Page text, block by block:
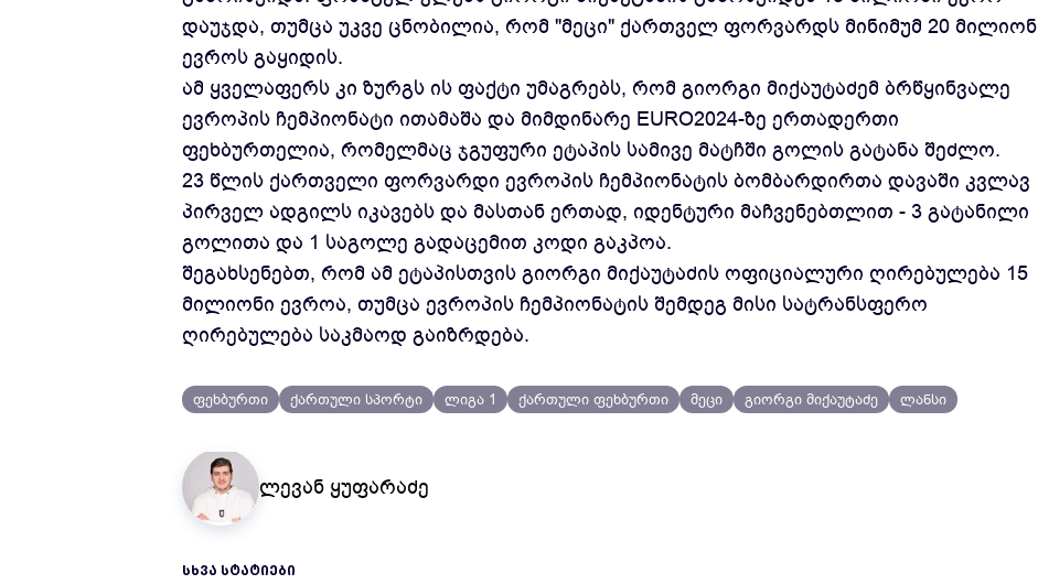
დაუჯდა, თუმცა უკვე ცნობილია, რომ "მეცი" ქართველ ფორვარდს მინიმუმ 20 მილიონ
ევროს გაყიდის.
ამ ყველაფერს კი ზურგს ის ფაქტი უმაგრებს, რომ გიორგი მიქაუტაძემ ბრწყინვალე
ევროპის ჩემპიონატი ითამაშა და მიმდინარე EURO2024-ზე ერთადერთი
ფეხბურთელია, რომელმაც ჯგუფური ეტაპის სამივე მატჩში გოლის გატანა შეძლო.
23 წლის ქართველი ფორვარდი ევროპის ჩემპიონატის ბომბარდირთა დავაში კვლავ
პირველ ადგილს იკავებს და მასთან ერთად, იდენტური მაჩვენებთლით - 3 გატანილი
გოლითა და 1 საგოლე გადაცემით კოდი გაკპოა.
შეგახსენებთ, რომ ამ ეტაპისთვის გიორგი მიქაუტაძის ოფიციალური ღირებულება 15
მილიონი ევროა, თუმცა ევროპის ჩემპიონატის შემდეგ მისი სატრანსფერო
ღირებულება საკმაოდ გაიზრდება.
ფეხბურთი ქართული სპორტი ლიგა 1 ქართული ფეხბურთი მეცი გიორგი მიქაუტაძე ლანსი
ლევან ყუფარაძე
ᲡᲮᲕᲐ ᲡᲢᲐᲢᲘᲔᲑᲘ